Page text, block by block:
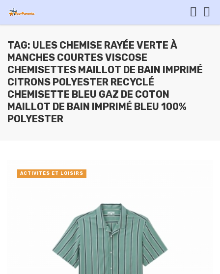
TAG: ULES CHEMISE RAYÉE VERTE À
MANCHES COURTES VISCOSE
CHEMISETTES MAILLOT DE BAIN IMPRIMÉ
CITRONS POLYESTER RECYCLÉ
CHEMISETTE BLEU GAZ DE COTON
MAILLOT DE BAIN IMPRIMÉ BLEU 100%
POLYESTER
ACTIVITÉS ET LOISIRS